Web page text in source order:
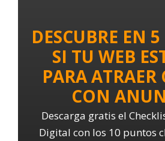
DESCUBRE EN
SI TU WEB
PARA ATRAER
CON
Descarga gratis el
Digital con los 10 puntos